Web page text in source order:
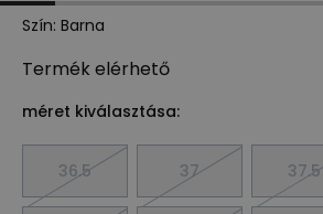
Szín: Barna
Termék elérhető
méret kiválasztása:
36.5 37 37.5